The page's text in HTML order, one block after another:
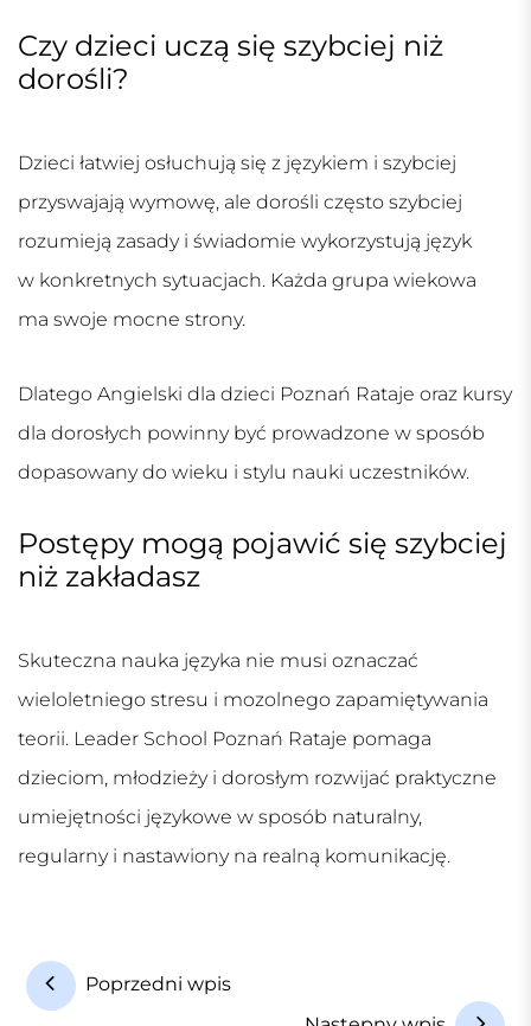
Czy dzieci uczą się szybciej niż
dorośli?
Dzieci łatwiej osłuchują się z językiem i szybciej
przyswajają wymowę, ale dorośli często szybciej
rozumieją zasady i świadomie wykorzystują język
w konkretnych sytuacjach. Każda grupa wiekowa
ma swoje mocne strony.
Dlatego Angielski dla dzieci Poznań Rataje oraz kursy
dla dorosłych powinny być prowadzone w sposób
dopasowany do wieku i stylu nauki uczestników.
Postępy mogą pojawić się szybciej
niż zakładasz
Skuteczna nauka języka nie musi oznaczać
wieloletniego stresu i mozolnego zapamiętywania
teorii. Leader School Poznań Rataje pomaga
dzieciom, młodzieży i dorosłym rozwijać praktyczne
umiejętności językowe w sposób naturalny,
regularny i nastawiony na realną komunikację.
N
a
Poprzedni wpis